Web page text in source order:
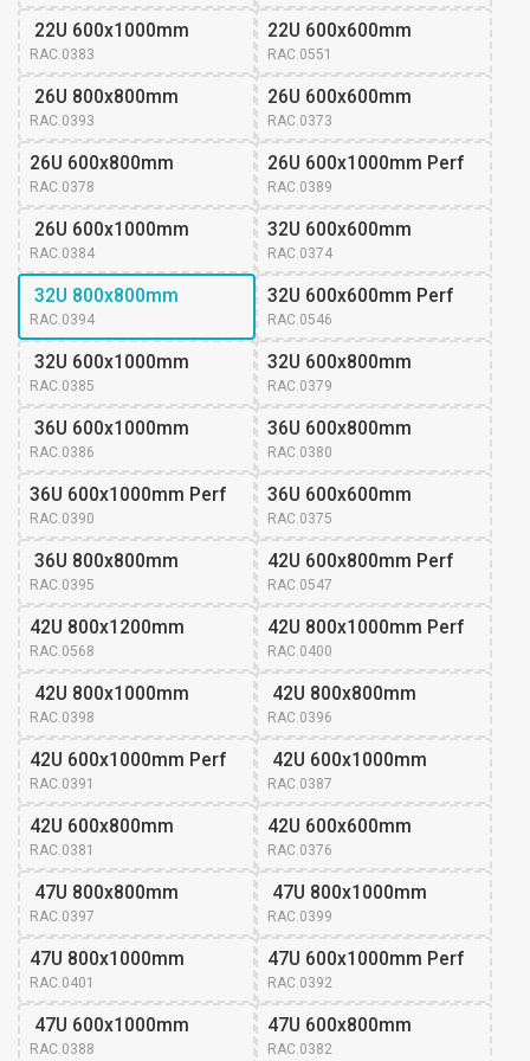
22U 600x1000mm
RAC.0383
22U 600x600mm
RAC.0551
26U 800x800mm
RAC.0393
26U 600x600mm
RAC.0373
26U 600x800mm
RAC.0378
26U 600x1000mm Perf
RAC.0389
26U 600x1000mm
RAC.0384
32U 600x600mm
RAC.0374
32U 800x800mm
RAC.0394
32U 600x600mm Perf
RAC.0546
32U 600x1000mm
RAC.0385
32U 600x800mm
RAC.0379
36U 600x1000mm
RAC.0386
36U 600x800mm
RAC.0380
36U 600x1000mm Perf
RAC.0390
36U 600x600mm
RAC.0375
36U 800x800mm
RAC.0395
42U 600x800mm Perf
RAC.0547
42U 800x1200mm
RAC.0568
42U 800x1000mm Perf
RAC.0400
42U 800x1000mm
RAC.0398
42U 800x800mm
RAC.0396
42U 600x1000mm Perf
RAC.0391
42U 600x1000mm
RAC.0387
42U 600x800mm
RAC.0381
42U 600x600mm
RAC.0376
47U 800x800mm
RAC.0397
47U 800x1000mm
RAC.0399
47U 800x1000mm
RAC.0401
47U 600x1000mm Perf
RAC.0392
47U 600x1000mm
RAC.0388
47U 600x800mm
RAC.0382